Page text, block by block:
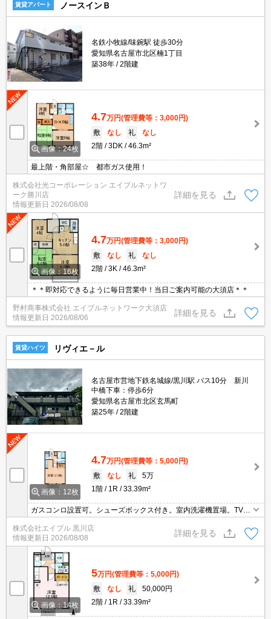
賃貸アパート ノースインＢ
名鉄小牧線/味鋺駅 徒歩30分
愛知県名古屋市北区楠1丁目
築38年
2階建
画像：24枚
4.7万円(管理費等：3,000円)
敷
なし 礼
なし
2階
3DK 46.3m²
最上階・角部屋☆ 都市ガス使用！
株式会社光コーポレーション エイブルネットワ
ーク勝川店
情報更新日 2026/08/08
詳細を見る
画像：16枚
4.7万円(管理費等：3,000円)
敷
なし 礼
なし
2階
3K 46.3m²
＊＊即対応できるように毎日営業中！当日ご案内可能の大須店＊＊
野村商事株式会社 エイブルネットワーク大須店
情報更新日 2026/08/06
詳細を見る
賃貸ハイツ リヴィエ－ル
名古屋市営地下鉄名城線/黒川駅 バス10分 新川
中橋下車：停歩6分
愛知県名古屋市北区玄馬町
築25年
2階建
画像：12枚
4.7万円(管理費等：5,000円)
敷
なし 礼
5万
1階
1R 33.39m²
ガスコンロ設置可。シューズボックス付き。室内洗濯機置場。TVイ
ンターホン付き。保証会社加入要(初回35,000円、月額総支払額の
1％+800円/月)。
株式会社エイブル 黒川店
情報更新日 2026/08/08
詳細を見る
画像：14枚
5万円(管理費等：5,000円)
敷
なし 礼
50,000円
2階
1R 33.39m²